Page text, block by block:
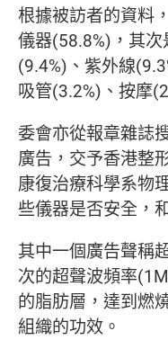
根據被訪者的資料
儀器(58.8%)，其
(9.4%)、紫外線
吸管(3.2%)、按摩
委會亦從報章雜誌
廣告，交予香港整
康復治療科學系物
些儀器是否安全，
其中一個廣告聲稱
次的超聲波頻率
的脂肪層，達到燃
組織的功效。